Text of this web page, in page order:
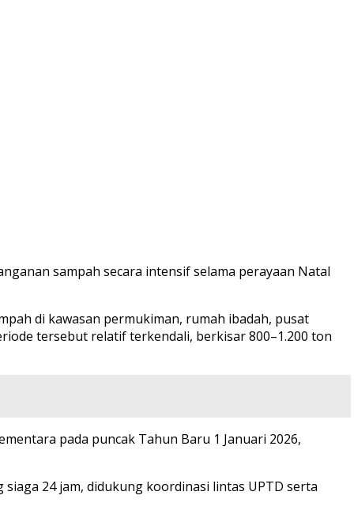
sampah secara intensif selama perayaan Natal
di kawasan permukiman, rumah ibadah, pusat
tersebut relatif terkendali, berkisar 800–1.200 ton
pada puncak Tahun Baru 1 Januari 2026,
24 jam, didukung koordinasi lintas UPTD serta